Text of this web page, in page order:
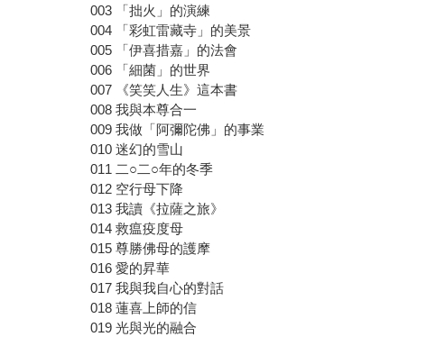
003 「拙火」的演練
004 「彩虹雷藏寺」的美景
005 「伊喜措嘉」的法會
006 「細菌」的世界
007 《笑笑人生》這本書
008 我與本尊合一
009 我做「阿彌陀佛」的事業
010 迷幻的雪山
011 二○二○年的冬季
012 空行母下降
013 我讀《拉薩之旅》
014 救瘟疫度母
015 尊勝佛母的護摩
016 愛的昇華
017 我與我自心的對話
018 蓮喜上師的信
019 光與光的融合